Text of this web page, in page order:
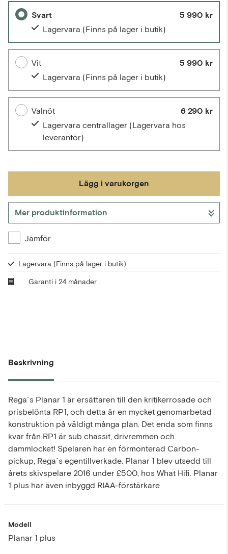
Svart
5 990 kr
Lagervara (Finns på lager i butik)
Vit
5 990 kr
Lagervara (Finns på lager i butik)
Valnöt
6 290 kr
Lagervara centrallager (Lagervara hos
leverantör)
Lägg i varukorgen
Gå till kassan
Mer produktinformation
Jämför
Lagervara (Finns på lager i butik)
Garanti i 24 månader
Beskrivning
Rega´s Planar 1 är ersättaren till den kritikerrosade och
prisbelönta RP1, och detta är en mycket genomarbetad
konstruktion på väldigt många plan. Det enda som finns
kvar från RP1 är sub chassit, drivremmen och
dammlocket! Spelaren har en förmonterad Carbon-
pickup, Rega´s egentillverkade. Planar 1 blev utsedd till
årets skivspelare 2016 under £500, hos What Hifi. Planar
1 plus har även inbyggd RIAA-förstärkare
Modell
Planar 1 plus